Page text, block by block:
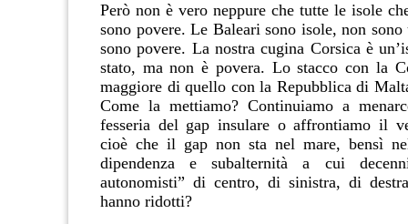
Però non è vero neppure che tutte le isole
sono povere. Le Baleari sono isole, non sono
sono povere. La nostra cugina Corsica è
stato, ma non è povera. Lo stacco con la
maggiore di quello con la Repubblica di
Come la mettiamo? Continuiamo a
fesseria del gap insulare o affrontiamo il
cioè che il gap non sta nel mare, bensì
dipendenza e subalternità a cui
autonomisti” di centro, di sinistra, di
hanno ridotti?